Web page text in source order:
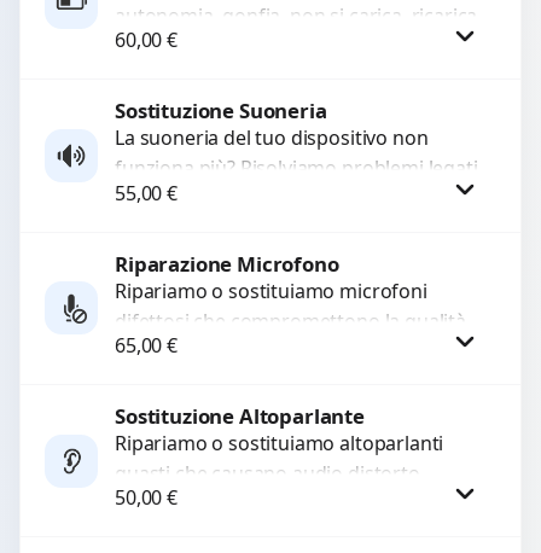
autonomia, gonfia, non si carica, ricarica
lenta o cicli di ricarica esauriti?
60,00€
Procedi
Sostituzione Suoneria
La suoneria del tuo dispositivo non
funziona più? Risolviamo problemi legati
a moduli audio difettosi con interventi
55,00€
Procedi
Riparazione Microfono
Ripariamo o sostituiamo microfoni
difettosi che compromettono la qualità
audio delle registrazioni o delle
di...
65,00€
Procedi
Sostituzione Altoparlante
Ripariamo o sostituiamo altoparlanti
guasti che causano audio distorto,
basso o assente. Utilizziamo ricambi di
50,00€